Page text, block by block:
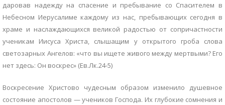
даровав надежду на спасение и пребывание со Спасителем в
Небесном Иерусалиме каждому из нас, пребывающих сегодня в
храме и наслаждающихся великой радостью от сопричастности
ученикам Иисуса Христа, слышащим у открытого гроба слова
светозарных Ангелов: «что вы ищете живого между мертвыми? Его
нет здесь: Он воскрес» (Ев.Лк.24-5)
Воскресение Христово чудесным образом изменило душевное
состояние апостолов — учеников Господа. Их глубокие сомнения и